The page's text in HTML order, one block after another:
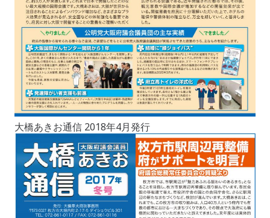
大橋あきお通信 2018年4月発行